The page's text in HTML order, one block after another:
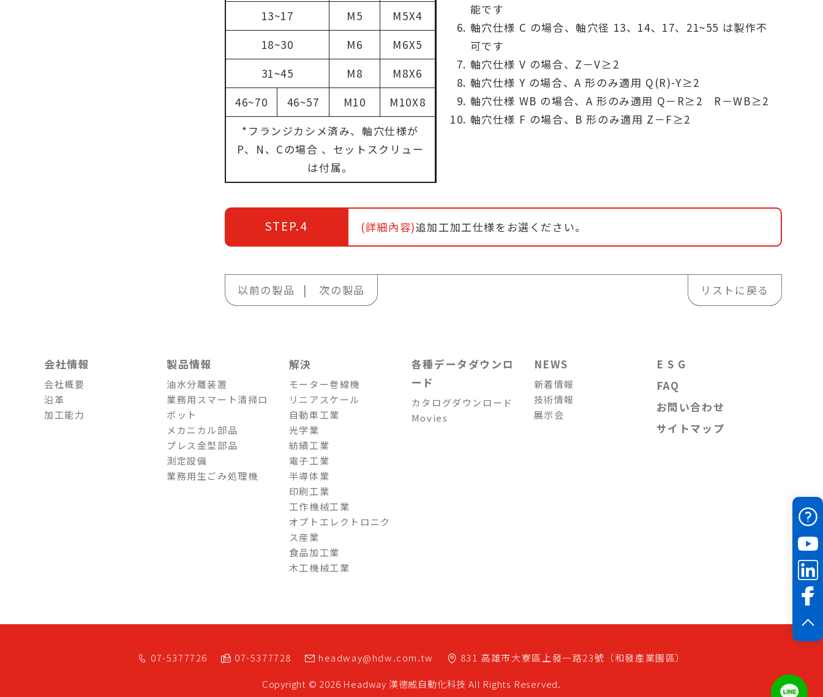
13~17
M5
M5X4
18~30
M6
M6X5
31~45
M8
M8X6
46~70
46~57 M10
M10X8
*フランジカシメ済み、軸穴仕様が
P、N、Cの場合 、セットスクリュー
は付属。
能です
軸穴仕様 C の場合、軸穴径 13、14、17、21~55 は製作不
可です
軸穴仕様 V の場合、Z－V≥2
軸穴仕様 Y の場合、A 形のみ適用 Q(R)-Y≥2
軸穴仕様 WB の場合、A 形のみ適用 Q－R≥2 R－WB≥2
軸穴仕様 F の場合、B 形のみ適用 Z－F≥2
STEP.4 (詳細內容)追加工加工仕様をお選ください。
以前の製品 次の製品 リストに戻る
会社情報
会社概要
沿革
加工能力
製品情報
油水分離装置
業務用スマート清掃ロ
ボット
メカニカル部品
プレス金型部品
測定設備
業務用生ごみ処理機
解決
モーター巻線機
リニアスケール
自動車工業
光学業
紡績工業
電子工業
半導体業
印刷工業
工作機械工業
オプトエレクトロニク
ス産業
食品加工業
木工機械工業
各種データダウンロ
ード
カタログダウンロード
Movies
NEWS
新着情報
技術情報
展示会
E S G
FAQ
お問い合わせ
サイトマップ
07-5377726 07-5377728 headway@hdw.com.tw 831 高雄市大寮區 上發一路23號（和發產業園區）
Copyright © 2026 Headway 漢德威自動化科技 All Rights Reserved.